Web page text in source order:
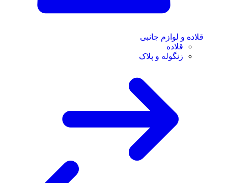
قلاده و لوازم جانبی
قلاده
زنگوله و پلاک